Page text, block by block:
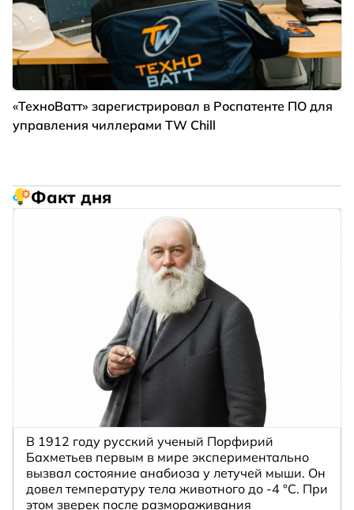
«ТехноВатт» зарегистрировал в Роспатенте ПО для
управления чиллерами TW Chill
Факт дня
В 1912 году русский ученый Порфирий
Бахметьев первым в мире экспериментально
вызвал состояние анабиоза у летучей мыши. Он
довел температуру тела животного до -4 °C. При
этом зверек после размораживания